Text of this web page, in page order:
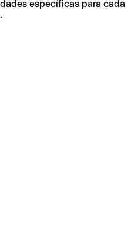
específicas para cada